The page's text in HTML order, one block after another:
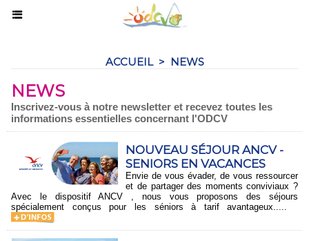
ACCUEIL > NEWS
NEWS
Inscrivez-vous à notre newsletter et recevez toutes les
informations essentielles concernant l'ODCV
​NOUVEAU SÉJOUR ANCV -
SENIORS EN VACANCES
Envie de vous évader, de vous ressourcer
et de partager des moments conviviaux ?
Avec le dispositif ANCV , nous vous proposons des séjours
spécialement conçus pour les séniors à tarif avantageux.....